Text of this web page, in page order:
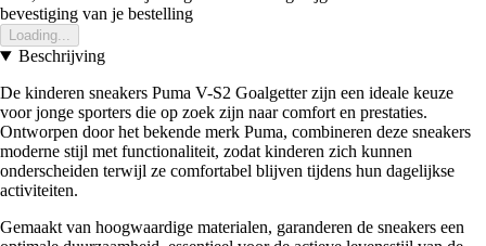
bevestiging van je bestelling
Loading...
Beschrijving
De kinderen sneakers Puma V-S2 Goalgetter zijn een ideale keuze
voor jonge sporters die op zoek zijn naar comfort en prestaties.
Ontworpen door het bekende merk Puma, combineren deze sneakers
moderne stijl met functionaliteit, zodat kinderen zich kunnen
onderscheiden terwijl ze comfortabel blijven tijdens hun dagelijkse
activiteiten.
Gemaakt van hoogwaardige materialen, garanderen de sneakers een